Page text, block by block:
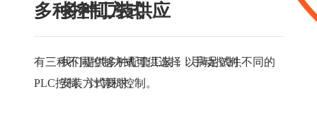
多种控制方式
有三种不同控制方式可供选择：手动控制、
PLC控制、计算机控制。
多种工装供应
我们提供多种配套工装，以满足试件不同的
安装方式要求。